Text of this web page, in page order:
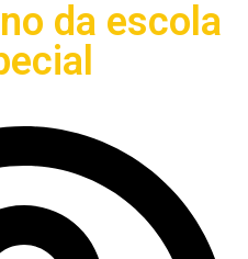
da escola